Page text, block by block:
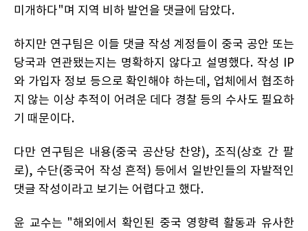
미개하다"며 지역 비하 발언을 댓글에 담았다.
하지만 연구팀은 이들 댓글 작성 계정들이 중국 공안 또는
당국과 연관됐는지는 명확하지 않다고 설명했다. 작성 IP
와 가입자 정보 등으로 확인해야 하는데, 업체에서 협조하
지 않는 이상 추적이 어려운 데다 경찰 등의 수사도 필요하
기 때문이다.
다만 연구팀은 내용(중국 공산당 찬양), 조직(상호 간 팔
로), 수단(중국어 작성 흔적) 등에서 일반인들의 자발적인
댓글 작성이라고 보기는 어렵다고 했다.
윤 교수는 "해외에서 확인된 중국 영향력 활동과 유사한